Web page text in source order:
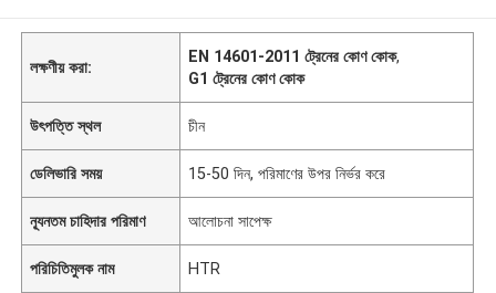
লক্ষণীয় করা:
EN 14601-2011 ট্রেনের কোণ কোক,
G1 ট্রেনের কোণ কোক
উৎপত্তি স্থল চীন
ডেলিভারি সময় 15-50 দিন, পরিমাণের উপর নির্ভর করে
ন্যূনতম চাহিদার পরিমাণ আলোচনা সাপেক্ষ
পরিচিতিমুলক নাম HTR